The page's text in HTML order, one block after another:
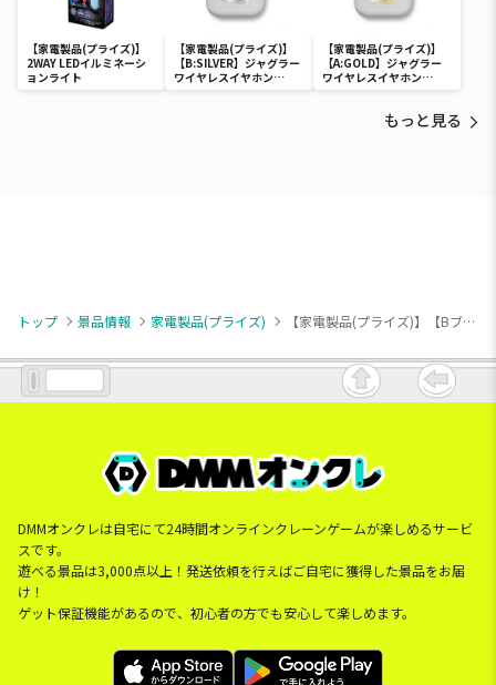
【家電製品(プライズ)】
2WAY LEDイルミネーシ
ョンライト
【家電製品(プライズ)】
【B:SILVER】ジャグラー
ワイヤレスイヤホン
2(GOLD&SILVER)
【家電製品(プライズ)】
【A:GOLD】ジャグラー
ワイヤレスイヤホン
2(GOLD&SILVER)
もっと見る
トップ 景品情報 家電製品(プライズ) 【家電製品(プライズ)】【Bブルー】流しそうめん機 YD-1093
DMMオンクレは自宅にて24時間オンラインクレーンゲームが楽しめるサービ
スです。
遊べる景品は3,000点以上！発送依頼を行えばご自宅に獲得した景品をお届
け！
ゲット保証機能があるので、初心者の方でも安心して楽しめます。